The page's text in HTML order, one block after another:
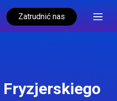
Zatrudnić nas
Fryzjerskiego